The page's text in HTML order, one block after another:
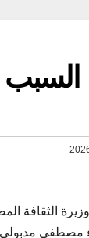
وزيرة الثقافة
مصطفى